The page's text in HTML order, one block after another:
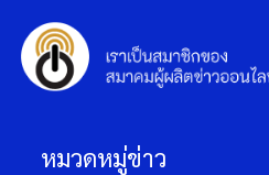
หมวดหมู่ข่าว